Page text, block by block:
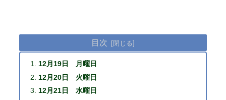
目次
12月19日 月曜日
12月20日 火曜日
12月21日 水曜日